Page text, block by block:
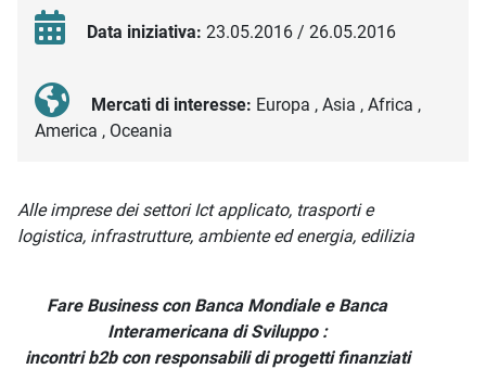
Data iniziativa: 23.05.2016 / 26.05.2016
Mercati di interesse: Europa , Asia , Africa ,
America , Oceania
Descrizione iniziativa
Alle imprese dei settori Ict applicato, trasporti e
logistica, infrastrutture, ambiente ed energia, edilizia
Fare Business con Banca Mondiale e Banca
Interamericana di Sviluppo :
incontri b2b con responsabili di progetti finanziati